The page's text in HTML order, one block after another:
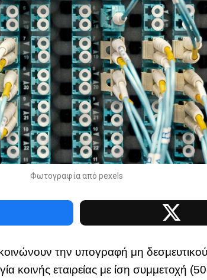
Φωτογραφία από pexels
την υπογραφή μη
κοινής εταιρείας με ίση συμμετοχή